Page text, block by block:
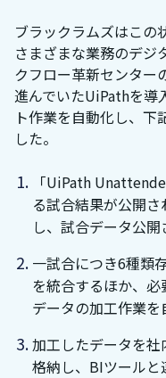
ブラックラムズはこの
さまざまな業務のデジ
クフロー革新センター
進んでいたUiPathを導
ト作業を自動化し、
した。
「UiPath
る試合結果が公開
し、試合データ公
一試合につき6種類
を統合するほか、
データの加工作業
加工したデータを
格納し、BIツール